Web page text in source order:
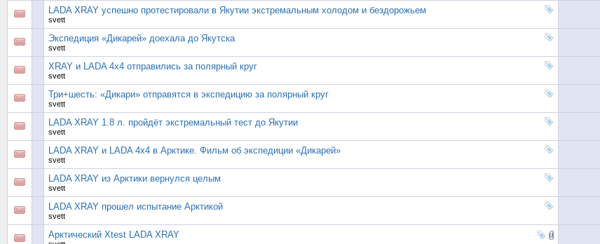
LADA XRAY успешно протестировали в Якутии экстремальным холодом и бездорожьем
svett
Экспедиция «Дикарей» доехала до Якутска
svett
XRAY и LADA 4x4 отправились за полярный круг
svett
Три+шесть: «Дикари» отправятся в экспедицию за полярный круг
svett
LADA XRAY 1.8 л. пройдёт экстремальный тест до Якутии
svett
LADA XRAY и LADA 4х4 в Арктике. Фильм об экспедиции «Дикарей»
svett
LADA XRAY из Арктики вернулся целым
svett
LADA XRAY прошел испытание Арктикой
svett
Арктический Xtest LADA XRAY